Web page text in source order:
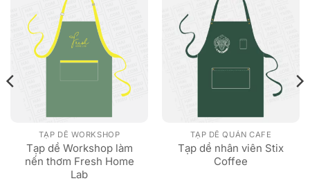
TẠP DỀ WORKSHOP
Tạp dề Workshop làm
nến thơm Fresh Home
Lab
TẠP DỀ QUÁN CAFE
Tạp dề nhân viên Stix
Coffee